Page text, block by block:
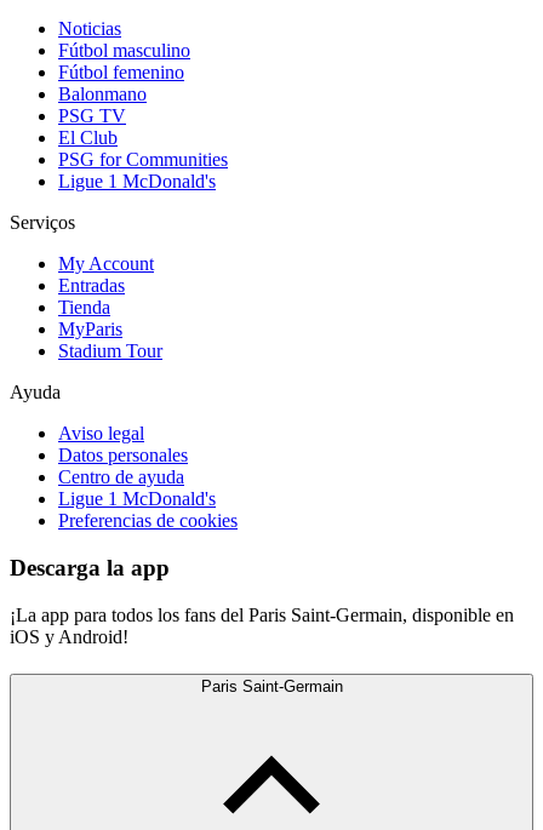
Noticias
Fútbol masculino
Fútbol femenino
Balonmano
PSG TV
El Club
PSG for Communities
Ligue 1 McDonald's
Serviços
My Account
Entradas
Tienda
MyParis
Stadium Tour
Ayuda
Aviso legal
Datos personales
Centro de ayuda
Ligue 1 McDonald's
Preferencias de cookies
Descarga la app
¡La app para todos los fans del Paris Saint-Germain, disponible en
iOS y Android!
Paris Saint-Germain